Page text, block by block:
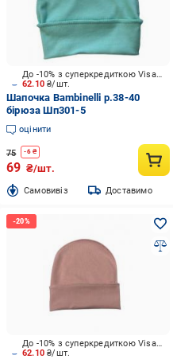
62.10₴/шт.
До -10% з суперкредиткою Visa Вигода
Шапочка Bambinelli р.38-40
бірюза Шп301-5
оцінити
75 -6₴
69 ₴/шт.
Cамовивіз Доставимо
62.10₴/шт.
До -10% з суперкредиткою Visa Вигода